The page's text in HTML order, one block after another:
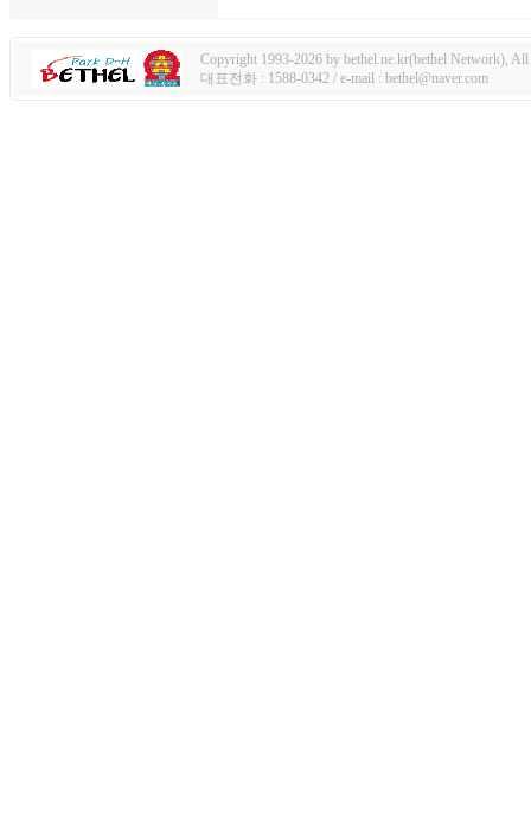
Copyright 1993-2026 by bethel.ne.kr(bethel Network), All
대표전화 : 1588-0342 / e-mail : bethel@naver.com